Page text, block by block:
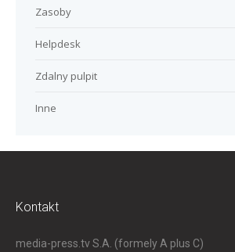
Zasoby
Helpdesk
Zdalny pulpit
Inne
Kontakt
media-press.tv S.A. (formely A plus C)